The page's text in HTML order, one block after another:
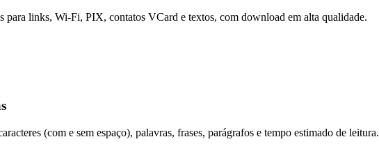
para links, Wi-Fi, PIX, contatos VCard e textos, com download em alta qualidade.
(com e sem espaço), palavras, frases, parágrafos e tempo estimado de leitura.